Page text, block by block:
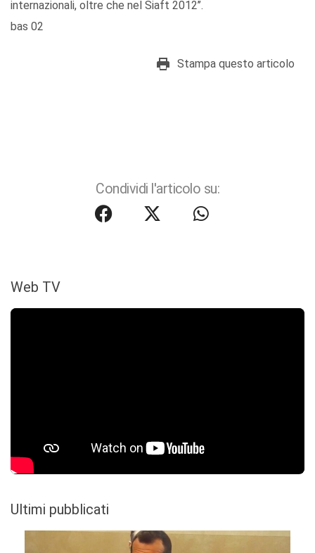
internazionali, oltre che nel Siaft 2012’’.
bas 02
Stampa questo articolo
Condividi l'articolo su:
Web TV
Ultimi pubblicati